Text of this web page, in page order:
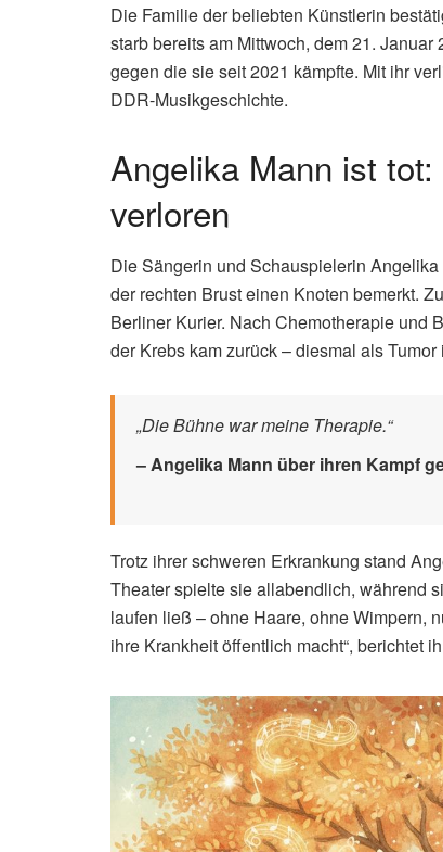
Die Familie der beliebten Künstlerin
starb bereits am Mittwoch, dem 21.
gegen die sie seit 2021 kämpfte. Mit ihr
DDR-Musikgeschichte.
Angelika Mann ist
verloren
Die Sängerin und Schauspielerin
der rechten Brust einen Knoten bemerkt.
Berliner Kurier. Nach Chemotherapie und
der Krebs kam zurück – diesmal als Tumor
„Die Bühne war meine Therapie.“
– Angelika Mann über ihren Kampf
Trotz ihrer schweren Erkrankung stand
Theater spielte sie allabendlich, während
laufen ließ – ohne Haare, ohne Wimpern,
ihre Krankheit öffentlich macht“, berichtet